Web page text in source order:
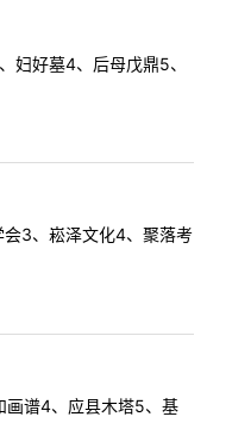
好墓4、后母戊鼎5、
3、崧泽文化4、聚落考
画谱4、应县木塔5、基